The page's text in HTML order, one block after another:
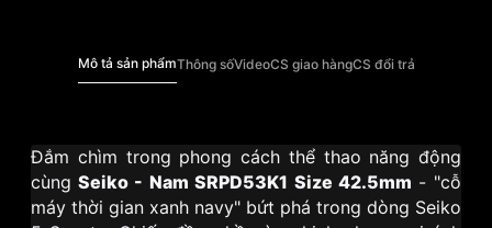
Mô tả sản phẩmThông sốVideoCS giao hàngCS đổi trả
Đắm chìm trong phong cách thể thao năng động
cùng Seiko - Nam SRPD53K1 Size 42.5mm - "cỗ
máy thời gian xanh navy" bứt phá trong dòng Seiko